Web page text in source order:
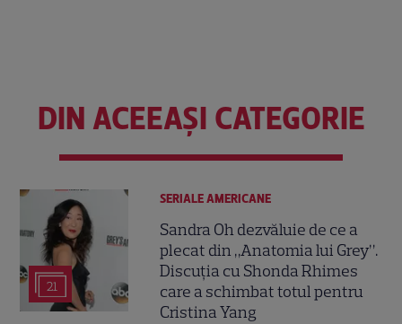
DIN ACEEAȘI CATEGORIE
21
SERIALE AMERICANE
Sandra Oh dezvăluie de ce a
plecat din „Anatomia lui Grey”.
Discuția cu Shonda Rhimes
care a schimbat totul pentru
Cristina Yang